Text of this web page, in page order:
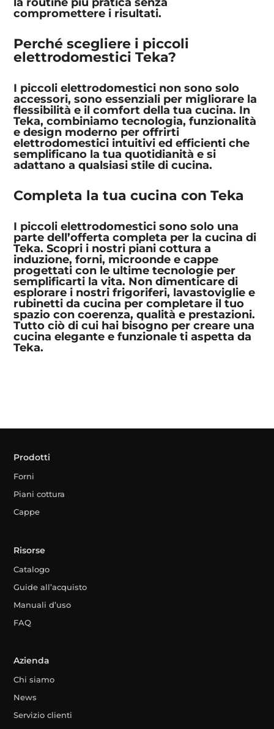
compromettere i risultati.
Perché scegliere i piccoli
elettrodomestici Teka?
I piccoli elettrodomestici non sono solo
accessori, sono essenziali per migliorare la
flessibilità e il comfort della tua cucina. In
Teka, combiniamo tecnologia, funzionalità
e design moderno per offrirti
elettrodomestici intuitivi ed efficienti che
semplificano la tua quotidianità e si
adattano a qualsiasi stile di cucina.
Completa la tua cucina con Teka
I piccoli elettrodomestici sono solo una
parte dell’offerta completa per la cucina di
Teka. Scopri i nostri piani cottura a
induzione, forni, microonde e cappe
progettati con le ultime tecnologie per
semplificarti la vita. Non dimenticare di
esplorare i nostri frigoriferi, lavastoviglie e
rubinetti da cucina per completare il tuo
spazio con coerenza, qualità e prestazioni.
Tutto ciò di cui hai bisogno per creare una
cucina elegante e funzionale ti aspetta da
Teka.
Prodotti
Forni
Piani cottura
Cappe
Risorse
Catalogo
Guide all’acquisto
Manuali d’uso
FAQ
Azienda
Chi siamo
News
Servizio clienti